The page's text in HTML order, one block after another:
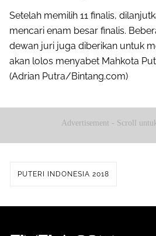
Setelah memilih 11 finalis,
mencari enam besar finalis.
dewan juri juga diberikan untuk
akan lolos menyabet Mahkota
(Adrian Putra/Bintang.com)
Advertisement - Scroll
PUTERI INDONESIA 2018